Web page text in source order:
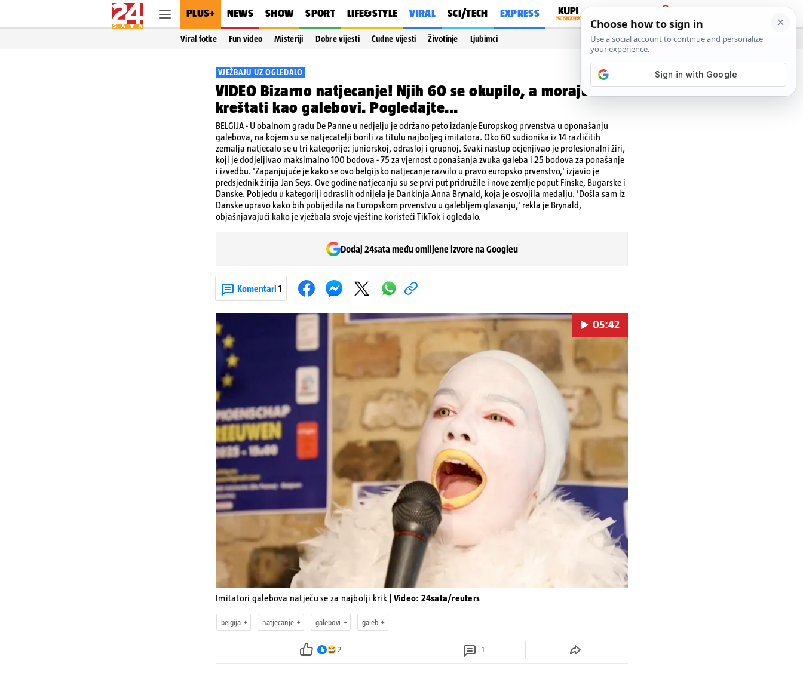
PLUS+ NEWS SHOW SPORT LIFE&STYLE VIRAL SCI/TECH EXPRESS
PRIJAVA
Viral fotke Fun video Misteriji Dobre vijesti Čudne vijesti Životinje Ljubimci
VJEŽBAJU UZ OGLEDALO
VIDEO Bizarno natjecanje! Njih 60 se okupilo, a moraju
kreštati kao galebovi. Pogledajte...
BELGIJA - U obalnom gradu De Panne u nedjelju je održano peto izdanje Europskog prvenstva u oponašanju
galebova, na kojem su se natjecatelji borili za titulu najboljeg imitatora. Oko 60 sudionika iz 14 različitih
zemalja natjecalo se u tri kategorije: juniorskoj, odrasloj i grupnoj. Svaki nastup ocjenjivao je profesionalni žiri,
koji je dodjeljivao maksimalno 100 bodova - 75 za vjernost oponašanja zvuka galeba i 25 bodova za ponašanje
i izvedbu. 'Zapanjujuće je kako se ovo belgijsko natjecanje razvilo u pravo europsko prvenstvo,' izjavio je
predsjednik žirija Jan Seys. Ove godine natjecanju su se prvi put pridružile i nove zemlje poput Finske, Bugarske i
Danske. Pobjedu u kategoriji odraslih odnijela je Dankinja Anna Brynald, koja je osvojila medalju. 'Došla sam iz
Danske upravo kako bih pobijedila na Europskom prvenstvu u galebljem glasanju,' rekla je Brynald,
objašnjavajući kako je vježbala svoje vještine koristeći TikTok i ogledalo.
Dodaj 24sata među omiljene izvore na Googleu
Komentari 1
Pokretanje videa...
05:42
Imitatori galebova natječu se za najbolji krik | Video: 24sata/reuters
belgija natjecanje galebovi galeb
2 1